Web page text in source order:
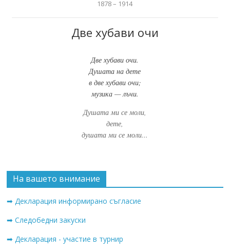
1878 – 1914
Две хубави очи
Две хубави очи.
Душата на дете
в две хубави очи;
музика — лъчи.
Душата ми се моли,
дете,
душата ми се моли...
На вашето внимание
➡ Декларация информирано съгласие
➡ Следобедни закуски
➡ Декларация - участие в турнир